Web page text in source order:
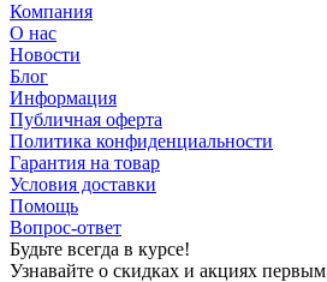
Компания
О нас
Новости
Блог
Информация
Публичная оферта
Политика конфиденциальности
Гарантия на товар
Условия доставки
Помощь
Вопрос-ответ
Будьте всегда в курсе!
Узнавайте о скидках и акциях первым